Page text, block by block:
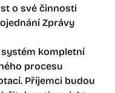
o své činnosti
Zprávy
kompletní
procesu
Příjemci budou